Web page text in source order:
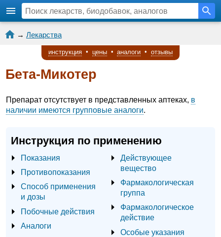
→ Лекарства
инструкция • цены • аналоги • отзывы
Бета-Микотер
Препарат отсутствует в представленных аптеках, в
наличии имеются групповые аналоги.
Инструкция по применению
Показания
Противопоказания
Способ применения
и дозы
Побочные действия
Аналоги
Действующее
вещество
Фармакологическая
группа
Фармакологическое
действие
Особые указания